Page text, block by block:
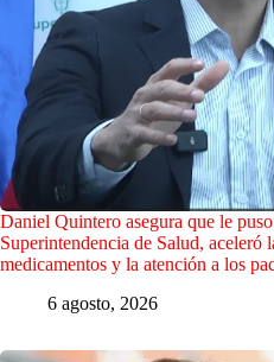
Daniel Quintero asegura que le
Superintendencia de Salud, aceleró
medicamentos y la atención a los
6 agosto, 2026